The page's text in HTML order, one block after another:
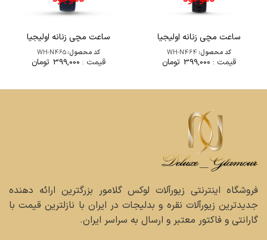
ساعت مچی زنانه اولیجیا
کد محصول:WH-N464
قیمت : 399,000 تومان
ساعت مچی زنانه اولیجیا
کد محصول:WH-N465
قیمت : 399,000 تومان
فروشگاه اینترنتی زیورآلات لوکس گلامور بزرگترین ارائه دهنده
جدیدترین زیورآلات نقره و بدلیجات در ایران با نازلترین قیمت با
گارانتی و فاکتور معتبر و ارسال به سراسر ایران.